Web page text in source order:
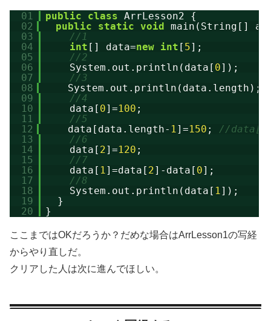
01 public class ArrLesson2 {
02
public static void main(String[]
03
//1
04
int [] data=new int [ 5];
05
//2
06
System.out.println(data[ 0]);
07
//3
08
System.out.println(data.length);
09
//4
10
data[ 0]=100 ;
11
//5
12
data[data.length- 1 ]=150 ; //
13
//6
14
data[ 2]=120 ;
15
//7
16
data[ 1 ]=data[ 2]-data[ 0];
17
//8
18
System.out.println(data[ 1 ]);
19
}
20
}
ここまではOKだろうか？だめな場合はArrLesson1の写経
からやり直しだ。
クリアした人は次に進んでほしい。